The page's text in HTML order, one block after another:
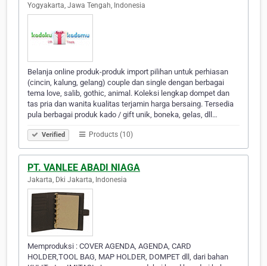
Yogyakarta, Jawa Tengah, Indonesia
Belanja online produk-produk import pilihan untuk perhiasan
(cincin, kalung, gelang) couple dan single dengan berbagai
tema love, salib, gothic, animal. Koleksi lengkap dompet dan
tas pria dan wanita kualitas terjamin harga bersaing. Tersedia
pula berbagai produk kado / gift unik, boneka, gelas, dll…
Verified Products (10)
PT. VANLEE ABADI NIAGA
Jakarta, Dki Jakarta, Indonesia
Memproduksi : COVER AGENDA, AGENDA, CARD
HOLDER,TOOL BAG, MAP HOLDER, DOMPET dll, dari bahan